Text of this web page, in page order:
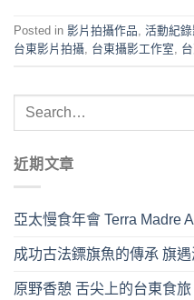
Posted in 影片拍攝作品, 活動紀錄
台東影片拍攝, 台東攝影工作室,
近期文章
亞太慢食年會 Terra Madre
成功古法鏢旗魚的傳承 旗
原野香憩 舌尖上的台東食旅